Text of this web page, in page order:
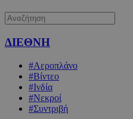
ΔΙΕΘΝΗ
#Αεροπλάνο
#Βίντεο
#Ινδία
#Νεκροί
#Συντριβή